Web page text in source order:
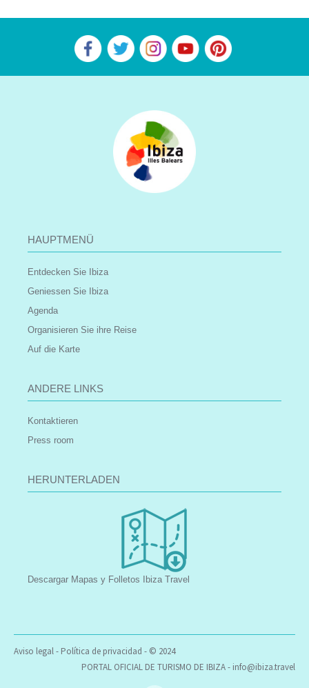
HAUPTMENÜ
Entdecken Sie Ibiza
Geniessen Sie Ibiza
Agenda
Organisieren Sie ihre Reise
Auf die Karte
ANDERE LINKS
Kontaktieren
Press room
HERUNTERLADEN
Descargar Mapas y Folletos Ibiza Travel
Aviso legal- Política de privacidad - © 2024
PORTAL OFICIAL DE TURISMO DE IBIZA - info@ibiza.travel